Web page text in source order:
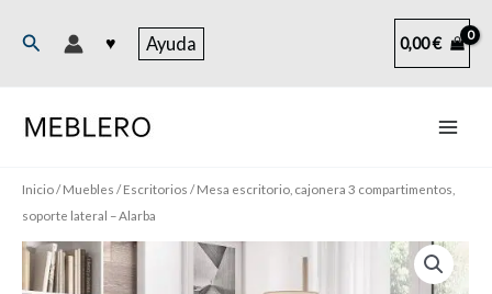
Buscar ♥ Ayuda 0,00€
Inicio/Muebles /Escritorios / Mesa escritorio, cajonera 3 compartimentos,
soporte lateral – Alarba